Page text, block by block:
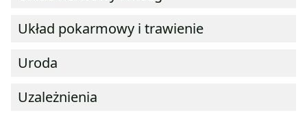
Układ pokarmowy i trawienie
Uroda
Uzależnienia